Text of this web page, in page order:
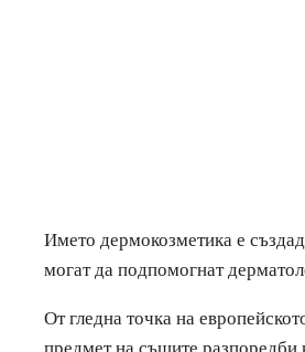
Името дермокозметика е
могат да подпомогнат
От гледна точка на